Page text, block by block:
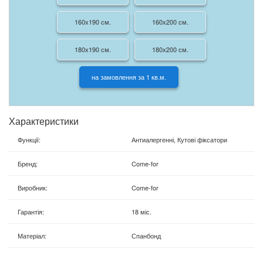
160х190 см. 160х200 см.
180х190 см. 180х200 см.
на замовлення за 1 кв.м.
Характеристики
Функції: Антиалергенні, Кутові фіксатори
Бренд: Come-for
Виробник: Come-for
Гарантія: 18 міс.
Матеріал: Спанбонд